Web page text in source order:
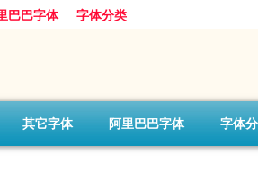
巴巴字体 字体分类
其它字体 阿里巴巴字体 字体